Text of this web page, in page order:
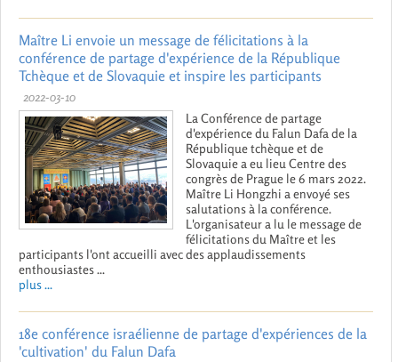
Maître Li envoie un message de félicitations à la
conférence de partage d'expérience de la République
Tchèque et de Slovaquie et inspire les participants
2022-03-10
La Conférence de partage
d'expérience du Falun Dafa de la
République tchèque et de
Slovaquie a eu lieu Centre des
congrès de Prague le 6 mars 2022.
Maître Li Hongzhi a envoyé ses
salutations à la conférence.
L'organisateur a lu le message de
félicitations du Maître et les
participants l'ont accueilli avec des applaudissements
enthousiastes ...
plus ...
18e conférence israélienne de partage d'expériences de la
'cultivation' du Falun Dafa